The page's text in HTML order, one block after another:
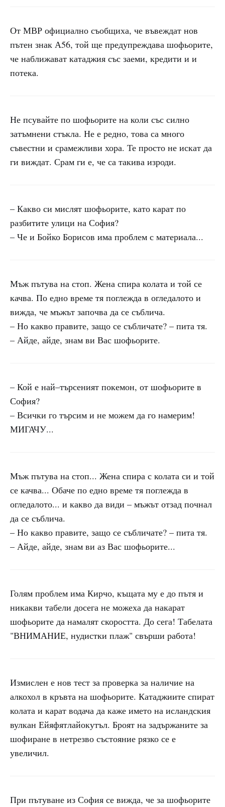
От МВР официално съобщиха, че въвеждат нов
пътен знак А56, той ще предупреждава шофьорите,
че наближават катаджия със заеми, кредити и и
потека.
Не псувайте по шофьорите на коли със силно
затъмнени стъкла. Не е редно, това са много
съвестни и срамежливи хора. Те просто не искат да
ги виждат. Срам ги е, че са такива изроди.
– Какво си мислят шофьорите, като карат по
разбитите улици на София?
– Че и Бойко Борисов има проблем с материала...
Мъж пътува на стоп. Жена спира колата и той се
качва. По едно време тя поглежда в огледалото и
вижда, че мъжът започва да се съблича.
– Но какво правите, защо се събличате? – пита тя.
– Айде, айде, знам ви Вас шофьорите.
– Кой е най–търсеният покемон, от шофьорите в
София?
– Всички го търсим и не можем да го намерим!
МИГАЧУ...
Мъж пътува на стоп... Жена спира с колата си и той
се качва... Обаче по едно време тя поглежда в
огледалото... и какво да види – мъжът отзад почнал
да се съблича.
– Но какво правите, защо се събличате? – пита тя.
– Айде, айде, знам ви аз Вас шофьорите...
Голям проблем има Кирчо, къщата му е до пътя и
никакви табели досега не можеха да накарат
шофьорите да намалят скоростта. До сега! Табелата
"ВНИМАНИЕ, нудистки плаж" свърши работа!
Измислен е нов тест за проверка за наличие на
алкохол в кръвта на шофьорите. Катаджиите спират
колата и карат водача да каже името на исландския
вулкан Ейяфятлайокутъл. Броят на задържаните за
шофиране в нетрезво състояние рязко се е
увеличил.
При пътуване из София се вижда, че за шофьорите